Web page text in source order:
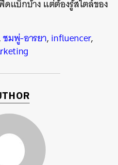
ดแบ็กบ้าง แต่ต้องรู้สไตล์ของ
ชมพู่-อารยา,influencer,